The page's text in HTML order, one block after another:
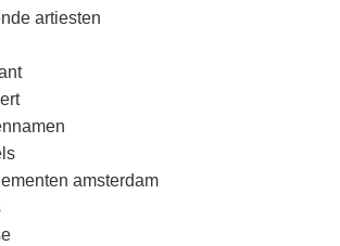
artiesten
amsterdam